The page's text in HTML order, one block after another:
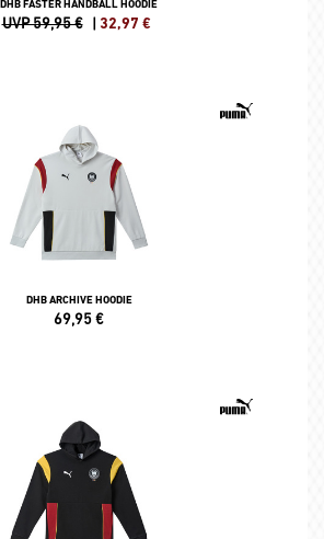
DHB FASTER HANDBALL HOODIE
UVP 59,95 € | 32,97 €
DHB ARCHIVE HOODIE
69,95€